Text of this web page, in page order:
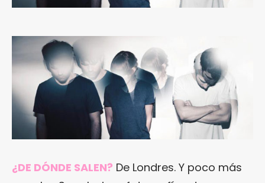
¿DE DÓNDE SALEN? De Londres. Y poco más